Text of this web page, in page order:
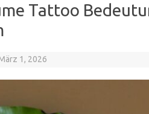
Tattoo
1, 2026